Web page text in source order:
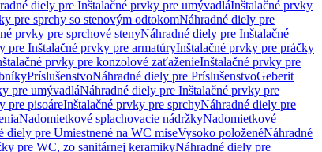
diely pre Inštalačné prvky pre umývadláInštalačné prvky
pre sprchy so stenovým odtokomNáhradné diely pre
prvky pre sprchové stenyNáhradné diely pre Inštalačné
pre Inštalačné prvky pre armatúryInštalačné prvky pre práčky
prvky pre konzolové zaťaženieInštalačné prvky pre
PríslušenstvoNáhradné diely pre PríslušenstvoGeberit
pre umývadláNáhradné diely pre Inštalačné prvky pre
pre pisoáreInštalačné prvky pre sprchyNáhradné diely pre
Nadomietkové splachovacie nádržkyNadomietkové
diely pre Umiestnené na WC miseVysoko položenéNáhradné
pre WC, zo sanitárnej keramikyNáhradné diely pre